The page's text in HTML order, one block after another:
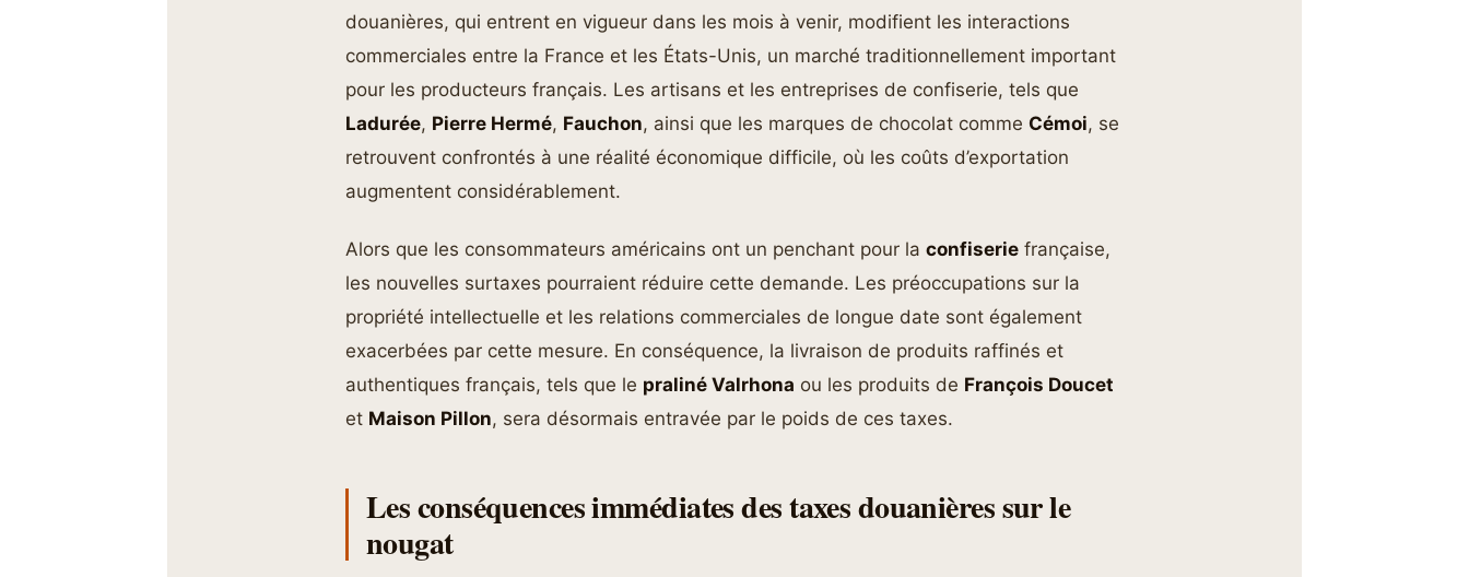
douanières, qui entrent en vigueur dans les mois à venir, modifient les interactions
commerciales entre la France et les États-Unis, un marché traditionnellement important
pour les producteurs français. Les artisans et les entreprises de confiserie, tels que
Ladurée, Pierre Hermé, Fauchon, ainsi que les marques de chocolat comme Cémoi, se
retrouvent confrontés à une réalité économique difficile, où les coûts d’exportation
augmentent considérablement.
Alors que les consommateurs américains ont un penchant pour la confiserie française,
les nouvelles surtaxes pourraient réduire cette demande. Les préoccupations sur la
propriété intellectuelle et les relations commerciales de longue date sont également
exacerbées par cette mesure. En conséquence, la livraison de produits raffinés et
authentiques français, tels que le praliné Valrhona ou les produits de François Doucet
et Maison Pillon, sera désormais entravée par le poids de ces taxes.
Les conséquences immédiates des taxes douanières sur le
nougat